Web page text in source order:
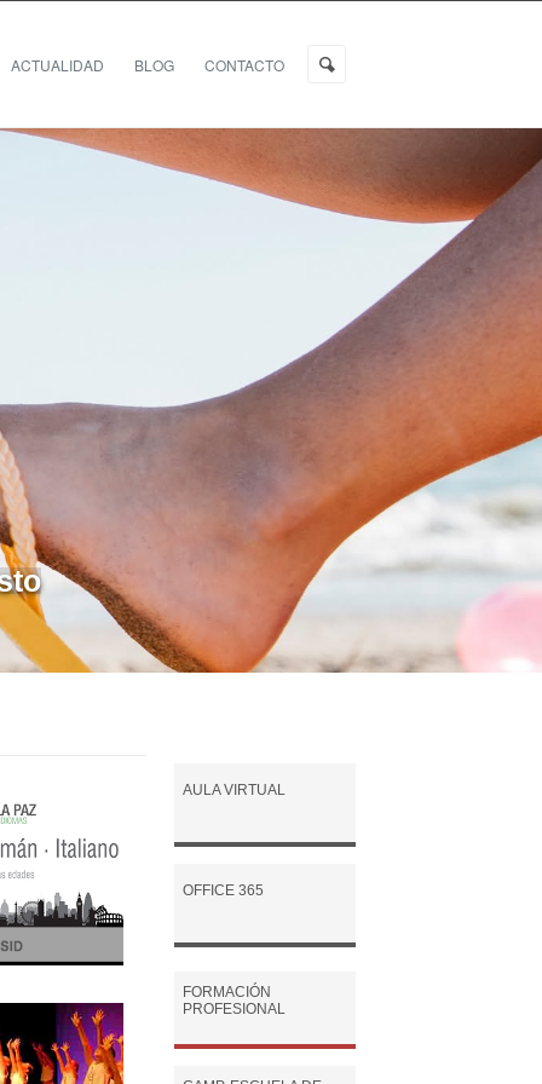
ACTUALIDAD BLOG CONTACTO
AULA VIRTUAL
OFFICE 365
FORMACIÓN
PROFESIONAL